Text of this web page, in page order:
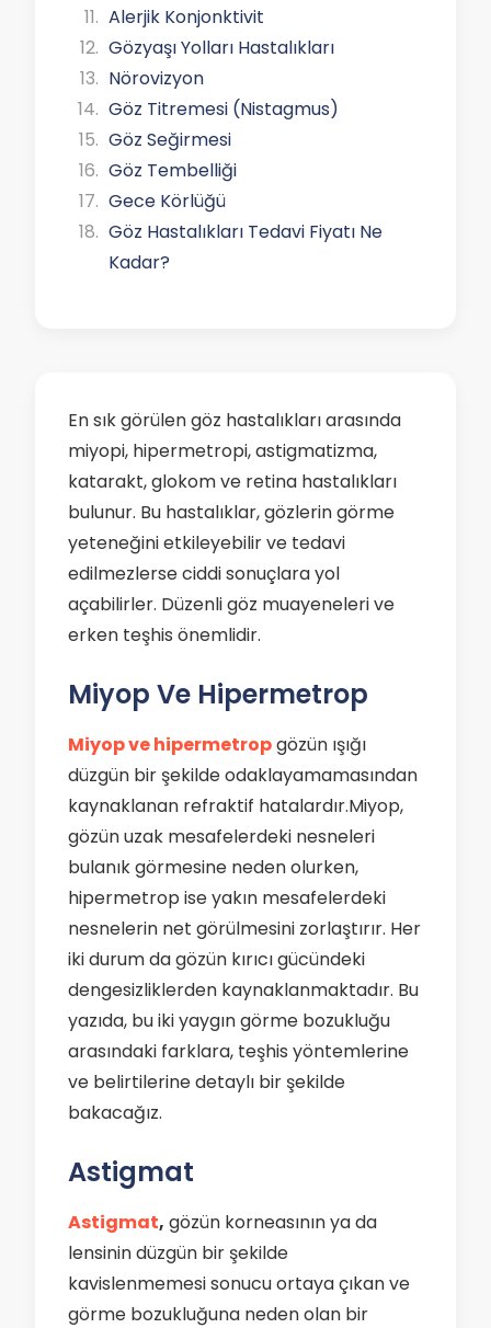
Alerjik Konjonktivit
Gözyaşı Yolları Hastalıkları
Nörovizyon
Göz Titremesi (Nistagmus)
Göz Seğirmesi
Göz Tembelliği
Gece Körlüğü
Göz Hastalıkları Tedavi Fiyatı Ne
Kadar?
En sık görülen göz hastalıkları arasında
miyopi, hipermetropi, astigmatizma,
katarakt, glokom ve retina hastalıkları
bulunur. Bu hastalıklar, gözlerin görme
yeteneğini etkileyebilir ve tedavi
edilmezlerse ciddi sonuçlara yol
açabilirler. Düzenli göz muayeneleri ve
erken teşhis önemlidir.
Miyop Ve Hipermetrop
Miyop ve hipermetropgözün ışığı
düzgün bir şekilde odaklayamamasından
kaynaklanan refraktif hatalardır.Miyop,
gözün uzak mesafelerdeki nesneleri
bulanık görmesine neden olurken,
hipermetrop ise yakın mesafelerdeki
nesnelerin net görülmesini zorlaştırır. Her
iki durum da gözün kırıcı gücündeki
dengesizliklerden kaynaklanmaktadır. Bu
yazıda, bu iki yaygın görme bozukluğu
arasındaki farklara, teşhis yöntemlerine
ve belirtilerine detaylı bir şekilde
bakacağız.
Astigmat
Astigmat, gözün korneasının ya da
lensinin düzgün bir şekilde
kavislenmemesi sonucu ortaya çıkan ve
görme bozukluğuna neden olan bir